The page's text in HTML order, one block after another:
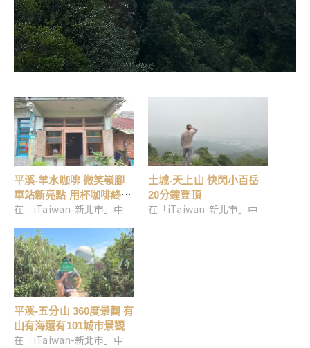
平溪-羊水咖啡 微笑嶺腳
車站新亮點 用杯咖啡終結
疲勞
在「iTaiwan-新北市」中
土城-天上山 快閃小百岳
20分鐘登頂
在「iTaiwan-新北市」中
平溪-五分山 360度景觀 有
山有海還有101城市景觀
在「iTaiwan-新北市」中